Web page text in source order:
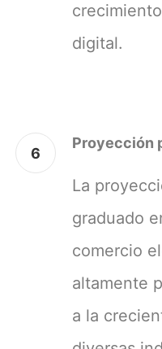
digital.
6
Proyección
La
graduado
comercio
altamente
a la